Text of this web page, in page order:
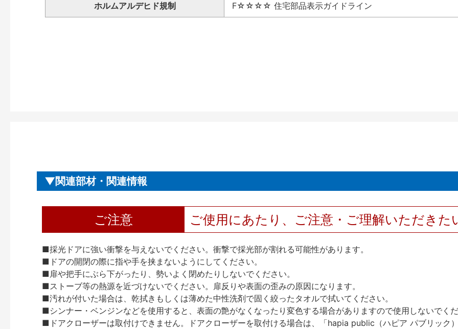
ホルムアルデヒド規制 F☆☆☆☆ 住宅部品表示ガイドライン
関連部材・関連情報
ご注意 ご使用にあたり、ご注意・ご理解いただきた
■採光ドアに強い衝撃を与えないでください。衝撃で採光部が割れる可能性があります。
■ドアの開閉の際に指や手を挟まないようにしてください。
■扉や把手にぶら下がったり、勢いよく閉めたりしないでください。
■ストーブ等の熱源を近づけないでください。扉反りや表面の歪みの原因になります。
■汚れが付いた場合は、乾拭きもしくは薄めた中性洗剤で固く絞ったタオルで拭いてください。
■シンナー・ベンジンなどを使用すると、表面の艶がなくなったり変色する場合がありますので使用しないでくだ
■ドアクローザーは取付けできません。ドアクローザーを取付ける場合は、「hapia public（ハピア パブリック